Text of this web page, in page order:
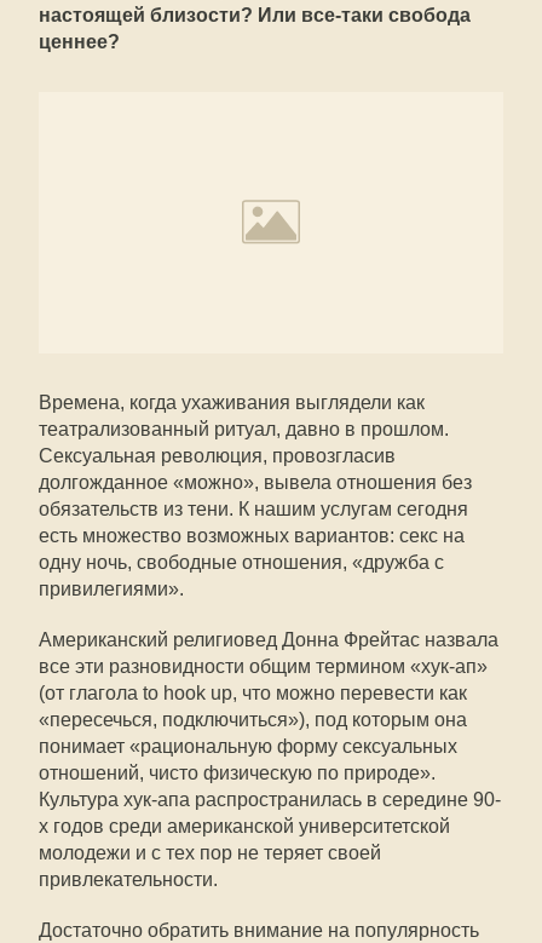
настоящей близости? Или все-таки свобода
ценнее?
Времена, когда ухаживания выглядели как
театрализованный ритуал, давно в прошлом.
Сексуальная революция, провозгласив
долгожданное «можно», вывела отношения без
обязательств из тени. К нашим услугам сегодня
есть множество возможных вариантов: секс на
одну ночь, свободные отношения, «дружба с
привилегиями».
Американский религиовед Донна Фрейтас назвала
все эти разновидности общим термином «хук-ап»
(от глагола to hook up, что можно перевести как
«пересечься, подключиться»), под которым она
понимает «рациональную форму сексуальных
отношений, чисто физическую по природе».
Культура хук-апа распространилась в середине 90-
х годов среди американской университетской
молодежи и с тех пор не теряет своей
привлекательности.
Достаточно обратить внимание на популярность